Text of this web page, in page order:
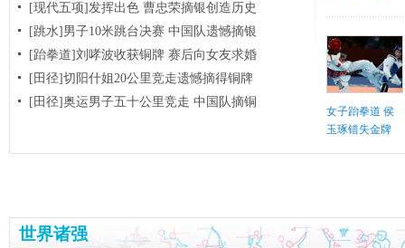
[现代五项]发挥出色 曹忠荣摘银创造历史
[跳水]男子10米跳台决赛 中国队遗憾摘银
[跆拳道]刘哮波收获铜牌 赛后向女友求婚
[田径]切阳什姐20公里竞走遗憾摘得铜牌
[田径]奥运男子五十公里竞走 中国队摘铜
女子跆拳道 侯
玉琢错失金牌
世界诸强